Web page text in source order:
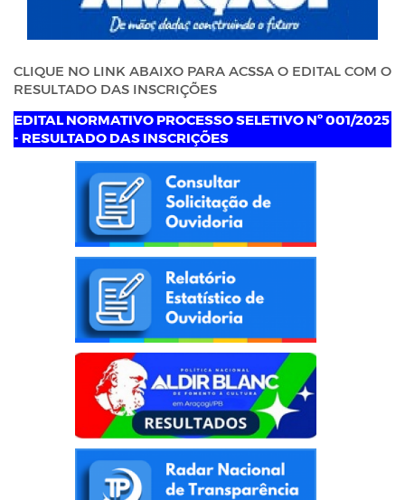
CLIQUE NO LINK ABAIXO PARA ACSSA O EDITAL COM O
RESULTADO DAS INSCRIÇÕES
EDITAL NORMATIVO PROCESSO SELETIVO Nº 001/2025
- RESULTADO DAS INSCRIÇÕES